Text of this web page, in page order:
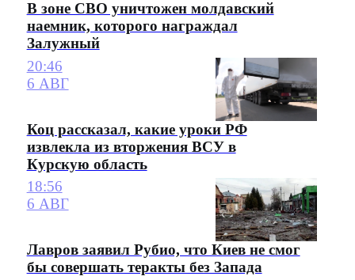
В зоне СВО уничтожен молдавский
наемник, которого награждал
Залужный
20:46
6 АВГ
Коц рассказал, какие уроки РФ
извлекла из вторжения ВСУ в
Курскую область
18:56
6 АВГ
Лавров заявил Рубио, что Киев не смог
бы совершать теракты без Запада